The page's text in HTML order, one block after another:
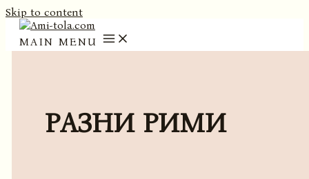
Skip to content
MAIN MENU
РАЗНИ РИМИ